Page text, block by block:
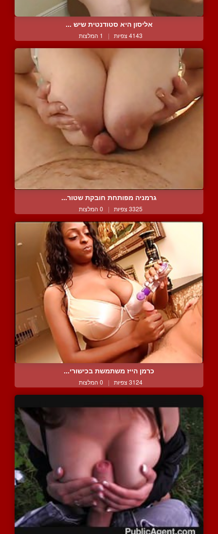
אליסון היא סטודנטית שיש ...
4143 צפיות | 1 המלצות
גרמניה מפותחת חובקת שטור...
3325 צפיות | 0 המלצות
כרמן הייז משתמשת בכישורי...
3124 צפיות | 0 המלצות